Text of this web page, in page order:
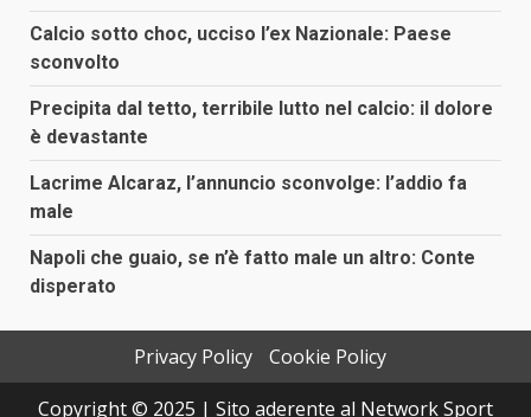
Calcio sotto choc, ucciso l’ex Nazionale: Paese
sconvolto
Precipita dal tetto, terribile lutto nel calcio: il dolore
è devastante
Lacrime Alcaraz, l’annuncio sconvolge: l’addio fa
male
Napoli che guaio, se n’è fatto male un altro: Conte
disperato
Privacy Policy
Cookie Policy
Copyright © 2025 | Sito aderente al Network Sport